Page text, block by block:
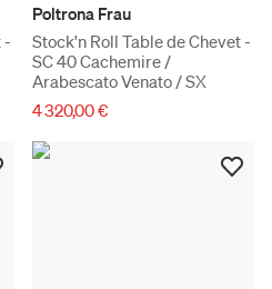
-
Poltrona Frau
Stock'n Roll Table de Chevet -
SC 40 Cachemire /
Arabescato Venato / SX
4 320,00 €